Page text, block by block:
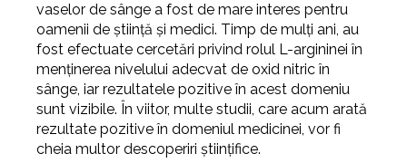
vaselor de sânge a fost de mare interes pentru
oamenii de știință și medici. Timp de mulți ani, au
fost efectuate cercetări privind rolul L-argininei în
menținerea nivelului adecvat de oxid nitric în
sânge, iar rezultatele pozitive în acest domeniu
sunt vizibile. În viitor, multe studii, care acum arată
rezultate pozitive în domeniul medicinei, vor fi
cheia multor descoperiri științifice.